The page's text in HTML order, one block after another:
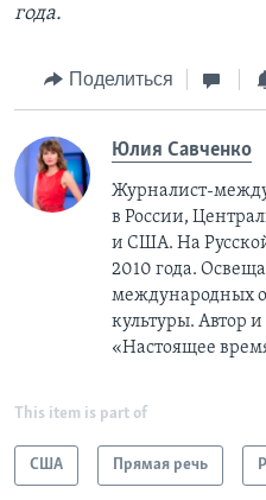
года.
Поделиться
Юлия Савченко
Журналист-
в России,
и США. На
2010 года.
международных
культуры. Автор
«Настоящее
This item is part of
США Прямая речь